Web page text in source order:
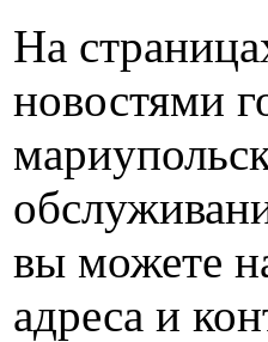
На
новостями
вы можете
адреса и